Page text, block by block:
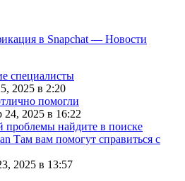
в Snapchat — Новости
специалисты
2025 в 2:20
помогли
2025 в 16:22
проблемы найдите в поиске
Там вам помогут справиться с
2025 в 13:57